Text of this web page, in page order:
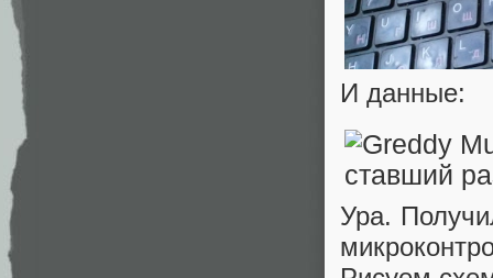
И данные:
Ура.